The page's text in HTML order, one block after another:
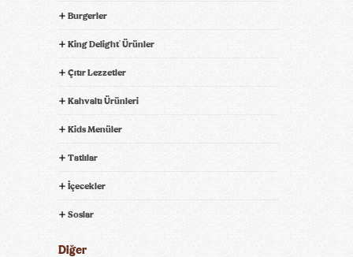
Burgerler
King Delight® Ürünler
Çıtır Lezzetler
Kahvaltı Ürünleri
Kids Menüler
Tatlılar
İçecekler
Soslar
Diğer